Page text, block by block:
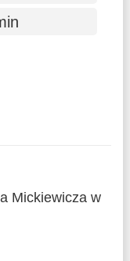
Mickiewicza w